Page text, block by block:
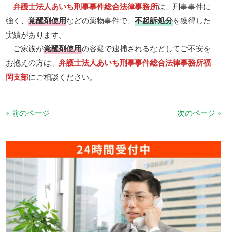
弁護士法人あいち刑事事件総合法律事務所は、刑事事件に
強く、覚醒剤使用などの薬物事件で、不起訴処分を獲得した
実績があります。
ご家族が覚醒剤使用の容疑で逮捕されるなどしてご不安を
お抱えの方は、弁護士法人あいち刑事事件総合法律事務所福
岡支部にご相談ください。
« 前のページ 次のページ »